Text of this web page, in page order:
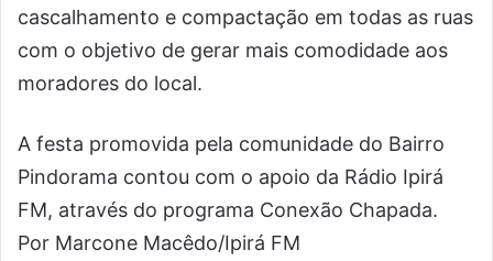
cascalhamento e compactação em todas as ruas
com o objetivo de gerar mais comodidade aos
moradores do local.
A festa promovida pela comunidade do Bairro
Pindorama contou com o apoio da Rádio Ipirá
FM, através do programa Conexão Chapada.
Por Marcone Macêdo/Ipirá FM